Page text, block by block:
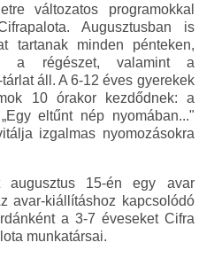
változatos programokkal
Augusztusban is
tartanak minden pénteken,
a régészet, valamint a
áll. A 6-12 éves gyerekek
10 órakor kezdődnek: a
eltűnt nép nyomában..."
izgalmas nyomozásokra
augusztus 15-én egy avar
avar-kiállításhoz kapcsolódó
a 3-7 éveseket Cifra
munkatársai.